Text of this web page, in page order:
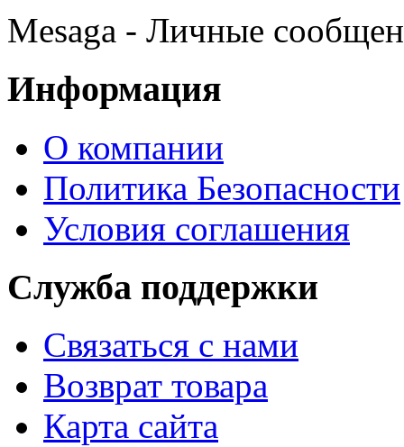
Mesaga - Личные
Информация
О компании
Политика Безопасности
Условия соглашения
Служба поддержки
Связаться с нами
Возврат товара
Карта сайта